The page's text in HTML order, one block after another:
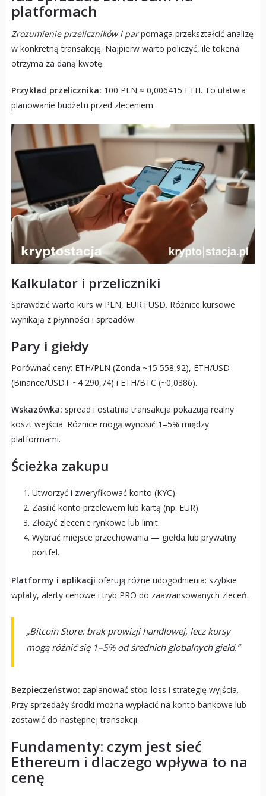
platformach
Zrozumienie przeliczników i parpomaga przekształcić analizę
w konkretną transakcję. Najpierw warto policzyć, ile tokena
otrzyma za daną kwotę.
Przykład przelicznika: 100 PLN ≈ 0,006415 ETH. To ułatwia
planowanie budżetu przed zleceniem.
Kalkulator i przeliczniki
Sprawdzić warto kurs w PLN, EUR i USD. Różnice kursowe
wynikają z płynności i spreadów.
Pary i giełdy
Porównać ceny: ETH/PLN (Zonda ~15 558,92), ETH/USD
(Binance/USDT ~4 290,74) i ETH/BTC (~0,0386).
Wskazówka: spread i ostatnia transakcja pokazują realny
koszt wejścia. Różnice mogą wynosić 1–5% między
platformami.
Ścieżka zakupu
Utworzyć i zweryfikować konto (KYC).
Zasilić konto przelewem lub kartą (np. EUR).
Złożyć zlecenie rynkowe lub limit.
Wybrać miejsce przechowania — giełda lub prywatny
portfel.
Platformy i aplikacji oferują różne udogodnienia: szybkie
wpłaty, alerty cenowe i tryb PRO do zaawansowanych zleceń.
„Bitcoin Store: brak prowizji handlowej, lecz kursy
mogą różnić się 1–5% od średnich globalnych giełd.”
Bezpieczeństwo: zaplanować stop‑loss i strategię wyjścia.
Przy sprzedaży środki można wypłacić na konto bankowe lub
zostawić do następnej transakcji.
Fundamenty: czym jest sieć
Ethereum i dlaczego wpływa to na
cenę